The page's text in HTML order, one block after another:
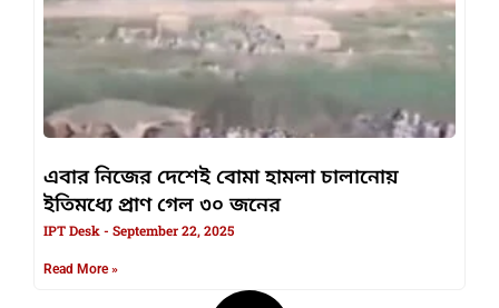
এবার নিজের দেশেই বোমা হামলা চালানোয়
ইতিমধ্যে প্রাণ গেল ৩০ জনের
IPT Desk September 22, 2025
Read More »